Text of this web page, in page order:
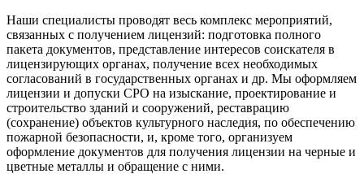
Наши специалисты проводят весь комплекс мероприятий,
связанных с получением лицензий: подготовка полного
пакета документов, представление интересов соискателя в
лицензирующих органах, получение всех необходимых
согласований в государственных органах и др. Мы оформляем
лицензии и допуски СРО на изыскание, проектирование и
строительство зданий и сооружений, реставрацию
(сохранение) объектов культурного наследия, по обеспечению
пожарной безопасности, и, кроме того, организуем
оформление документов для получения лицензии на черные и
цветные металлы и обращение с ними.